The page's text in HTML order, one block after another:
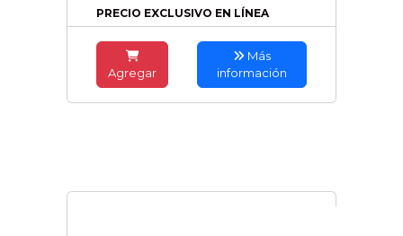
PRECIO EXCLUSIVO EN LÍNEA
Agregar
Más
información